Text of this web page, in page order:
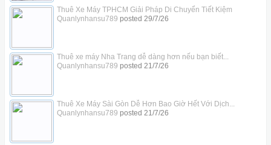
Thuê Xe Máy TPHCM Giải Pháp Di Chuyển Tiết Kiệm
Quanlynhansu789 posted 29/7/26
Thuê xe máy Nha Trang dễ dàng hơn nếu bạn biết...
Quanlynhansu789 posted 21/7/26
Thuê Xe Máy Sài Gòn Dễ Hơn Bao Giờ Hết Với Dịch...
Quanlynhansu789 posted 21/7/26